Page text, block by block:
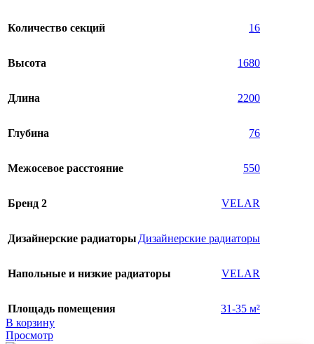
Количество секций 16
Высота 1680
Длина 2200
Глубина 76
Межосевое расстояние 550
Бренд 2 VELAR
Дизайнерские радиаторы Дизайнерские радиаторы
Напольные и низкие радиаторы VELAR
Площадь помещения
31-35 м²
В корзину
Просмотр